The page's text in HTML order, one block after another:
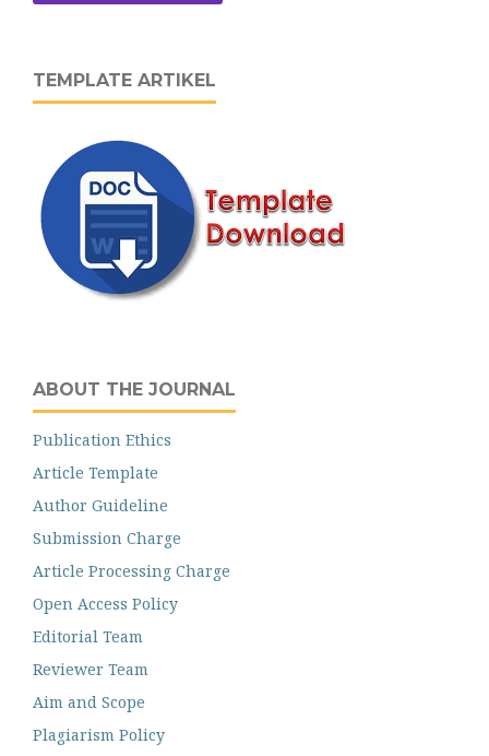
TEMPLATE ARTIKEL
ABOUT THE JOURNAL
Publication Ethics
Article Template
Author Guideline
Submission Charge
Article Processing Charge
Open Access Policy
Editorial Team
Reviewer Team
Aim and Scope
Plagiarism Policy